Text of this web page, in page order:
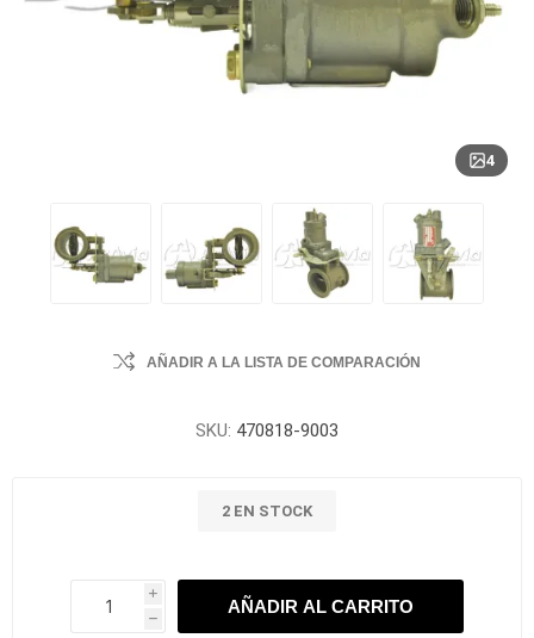
4
AÑADIR A LA LISTA DE COMPARACIÓN
SKU: 470818-9003
2 EN STOCK
i
h
h
AÑADIR AL CARRITO